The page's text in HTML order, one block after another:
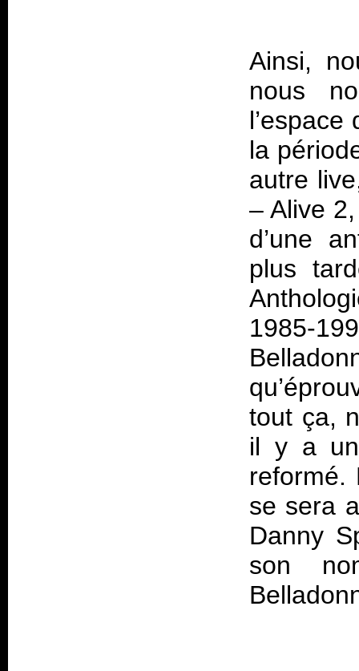
Ainsi,
nous
la
autre
–Alive 2
d’une
plus
1985-
tout ça,
il y a
reformé.
se sera
Danny
son